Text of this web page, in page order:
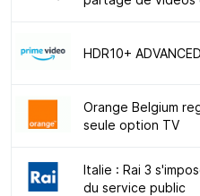
HDR10+
Orange Belgium
seule option TV
Italie : Rai 3
du service public